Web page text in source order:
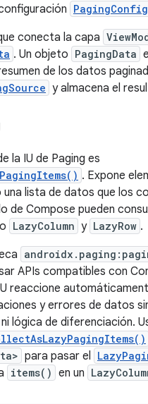
PagingConfig
conecta la capa
. Un objeto PagingData
de los datos
y almacena el
la IU de Paging es
. Expone
lista de datos que los
de Compose pueden
LazyColumn y LazyRow .
APIs compatibles con
reaccione
y errores de datos
lógica de diferenciación.
para pasar el
items() en un